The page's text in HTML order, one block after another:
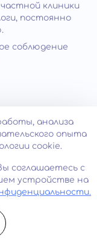
клиники
постоянно
соблюдение
стажем
почти
и
могут
дисфункции
анализа
опыта
cookie.
соглашаетесь с
устройстве на